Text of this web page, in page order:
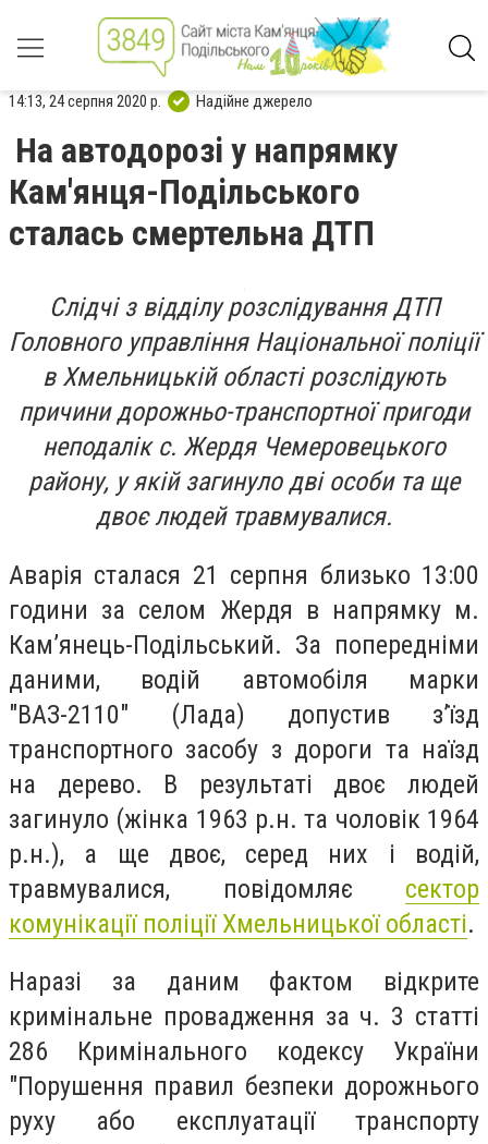
14:13, 24 серпня 2020 р. Надійне джерело
На автодорозі у напрямку
Кам'янця-Подільського
сталась смертельна ДТП
Слідчі з відділу розслідування ДТП
Головного управління Національної поліції
в Хмельницькій області розслідують
причини дорожньо-транспортної пригоди
неподалік с. Жердя Чемеровецького
району, у якій загинуло дві особи та ще
двоє людей травмувалися.
Аварія сталася 21 серпня близько 13:00
години за селом Жердя в напрямку м.
Кам’янець-Подільський. За попередніми
даними, водій автомобіля марки
"ВАЗ-2110" (Лада) допустив з’їзд
транспортного засобу з дороги та наїзд
на дерево. В результаті двоє людей
загинуло (жінка 1963 р.н. та чоловік 1964
р.н.), а ще двоє, серед них і водій,
травмувалися, повідомляє сектор
комунікації поліції Хмельницької області.
Наразі за даним фактом відкрите
кримінальне провадження за ч. 3 статті
286 Кримінального кодексу України
"Порушення правил безпеки дорожнього
руху або експлуатації транспорту